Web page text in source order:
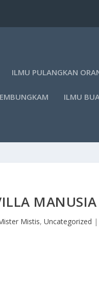
ILMU PULANGKAN
ILMU
Mistis, Uncategorized |